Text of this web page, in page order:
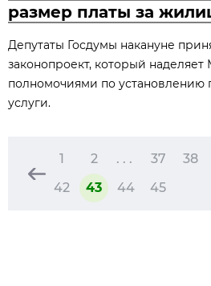
размер платы за
Депутаты Госдумы накануне
законопроект, который
полномочиями по
услуги.
1 2 . . . 37 38
42
43 44 45